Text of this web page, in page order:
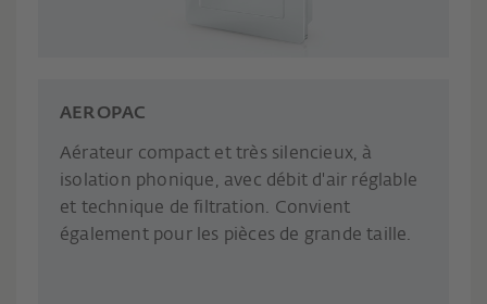
AEROPAC
Aérateur compact et très silencieux, à
isolation phonique, avec débit d'air réglable
et technique de filtration. Convient
également pour les pièces de grande taille.